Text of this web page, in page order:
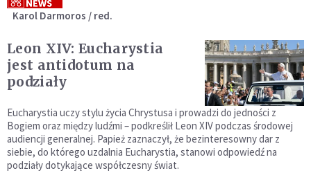
Karol Darmoros / red.
Leon XIV: Eucharystia
jest antidotum na
podziały
Eucharystia uczy stylu życia Chrystusa i prowadzi do jedności z
Bogiem oraz między ludźmi – podkreślił Leon XIV podczas środowej
audiencji generalnej. Papież zaznaczył, że bezinteresowny dar z
siebie, do którego uzdalnia Eucharystia, stanowi odpowiedź na
podziały dotykające współczesny świat.